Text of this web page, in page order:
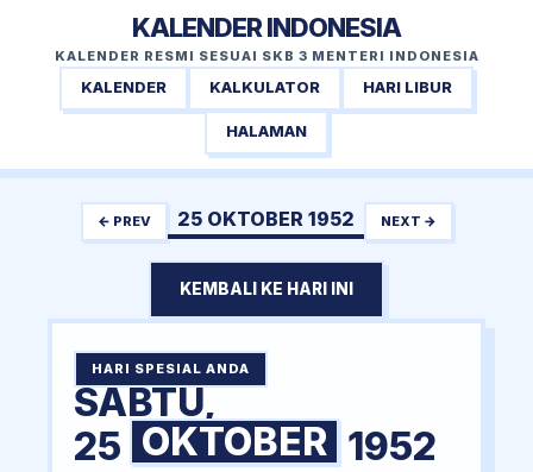
KALENDER INDONESIA
KALENDER RESMI SESUAI SKB 3 MENTERI INDONESIA
KALENDER KALKULATOR HARI LIBUR
HALAMAN
← PREV 25 OKTOBER 1952 NEXT →
KEMBALI KE HARI INI
HARI SPESIAL ANDA
SABTU,
25 OKTOBER 1952